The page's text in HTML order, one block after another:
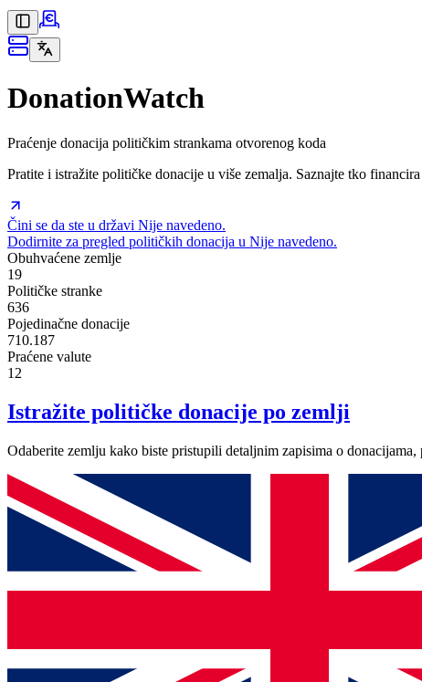
DonationWatch
Praćenje donacija političkim strankama otvorenog koda
Pratite i istražite političke donacije u više zemalja. Saznajte tko
Čini se da ste u državi Nije navedeno.
Dodirnite za pregled političkih donacija u Nije navedeno.
Obuhvaćene zemlje
19
Političke stranke
636
Pojedinačne donacije
710.187
Praćene valute
12
Istražite političke donacije po zemlji
Odaberite zemlju kako biste pristupili detaljnim zapisima o